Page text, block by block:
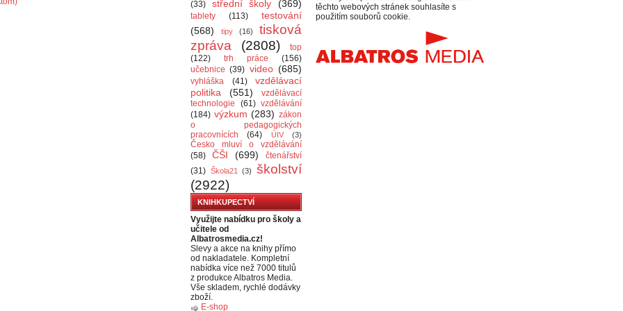
(33)
střední školy (369)
tablety (113)
testování
(568)
tipy (16)
tisková
zpráva
(2808)
top
(122)
trh práce
(156)
učebnice (39) video (685)
vyhláška (41)
vzdělávací
politika
(551)
vzdělávací
technologie
(61) vzdělávání
(184) výzkum (283) zákon
o pedagogických
pracovnících
(64) ÚIV (3)
Česko mluví o vzdělávání
(58)
ČŠI (699)
čtenářství
(31) Škola21 (3)
školství
(2922)
KNIHKUPECTVÍ
Využijte nabídku pro školy a
učitele od
Albatrosmedia.cz!
Slevy a akce na knihy přímo
od nakladatele. Kompletní
nabídka více než 7000 titulů
z produkce Albatros Media.
Vše skladem, rychlé dodávky
zboží.
E-shop
těchto webových stránek souhlasíte s
použitím souborů cookie.